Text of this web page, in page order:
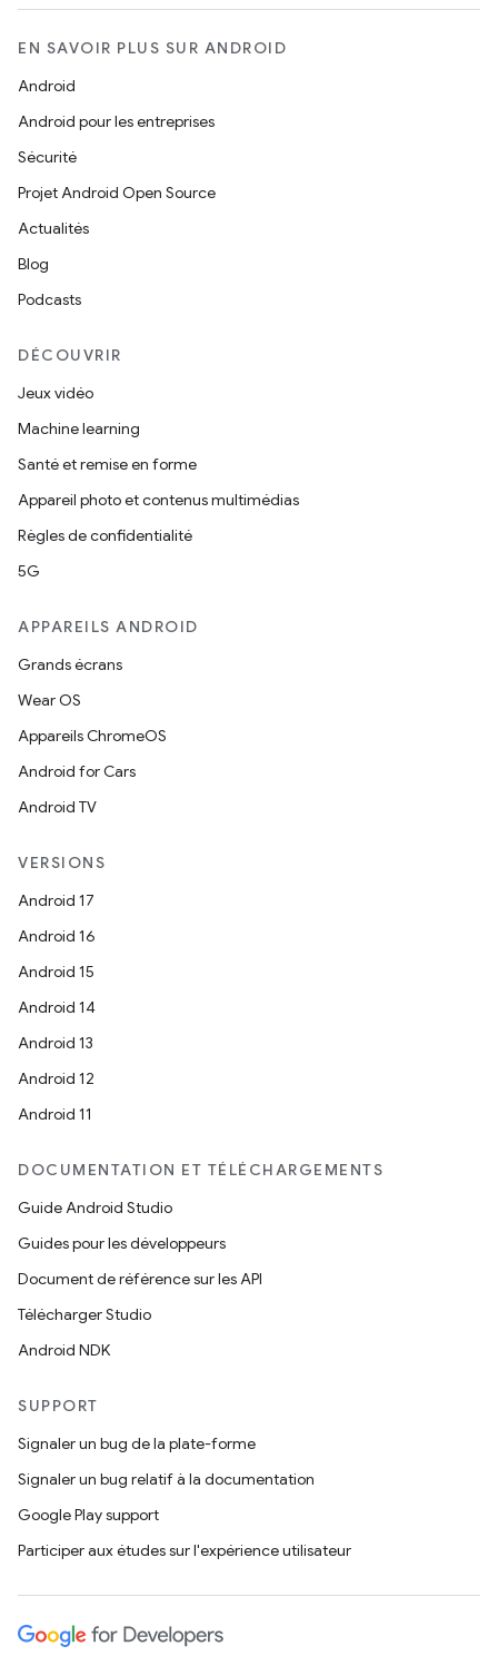
EN SAVOIR PLUS SUR ANDROID
Android
Android pour les entreprises
Sécurité
Projet Android Open Source
Actualités
Blog
Podcasts
DÉCOUVRIR
Jeux vidéo
Machine learning
Santé et remise en forme
Appareil photo et contenus multimédias
Règles de confidentialité
5G
APPAREILS ANDROID
Grands écrans
Wear OS
Appareils ChromeOS
Android for Cars
Android TV
VERSIONS
Android 17
Android 16
Android 15
Android 14
Android 13
Android 12
Android 11
DOCUMENTATION ET TÉLÉCHARGEMENTS
Guide Android Studio
Guides pour les développeurs
Document de référence sur les API
Télécharger Studio
Android NDK
SUPPORT
Signaler un bug de la plate-forme
Signaler un bug relatif à la documentation
Google Play support
Participer aux études sur l'expérience utilisateur